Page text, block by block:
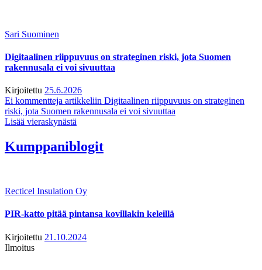
Sari Suominen
Digitaalinen riippuvuus on strateginen riski, jota Suomen
rakennusala ei voi sivuuttaa
Kirjoitettu 25.6.2026
Ei kommentteja artikkeliin Digitaalinen riippuvuus on strateginen
riski, jota Suomen rakennusala ei voi sivuuttaa
Lisää vieraskynästä
Kumppaniblogit
Recticel Insulation Oy
PIR-katto pitää pintansa kovillakin keleillä
Kirjoitettu 21.10.2024
Ilmoitus